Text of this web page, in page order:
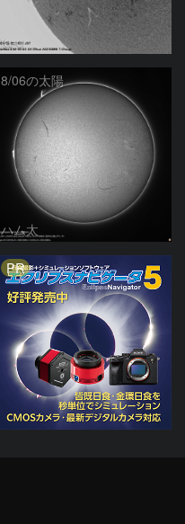
ta-o
8/06の太陽
ハム太
PR